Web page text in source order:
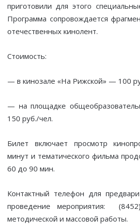
приготовили для этого
Программа сопровождается
отечественных кинолент.
Стоимость:
— в кинозале «На Рижской» — 100
— на площадке
150 руб./чел.
Билет включает просмотр
минут и тематического фильма
60 до 90 мин.
Контактный телефон для
проведение мероприятия:
методической и массовой работы.